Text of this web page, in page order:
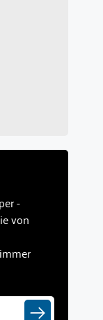
-
von